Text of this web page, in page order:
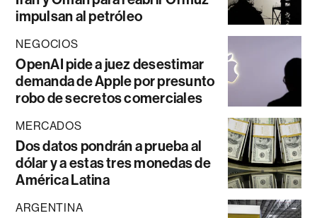
impulsan al petróleo
NEGOCIOS
OpenAI pide a juez desestimar
demanda de Apple por presunto
robo de secretos comerciales
MERCADOS
Dos datos pondrán a prueba al
dólar y a estas tres monedas de
América Latina
ARGENTINA